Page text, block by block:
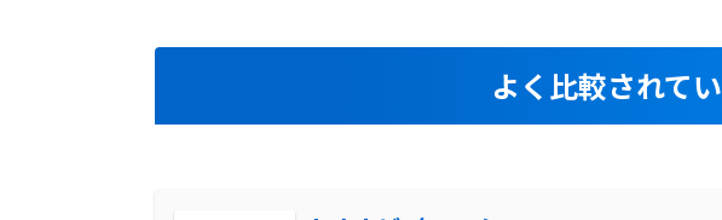
よく比較されて